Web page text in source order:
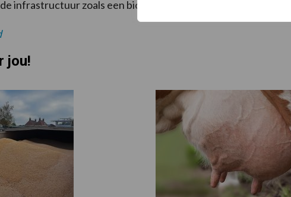
infrastructuur zoals een biogasleiding.
jou!